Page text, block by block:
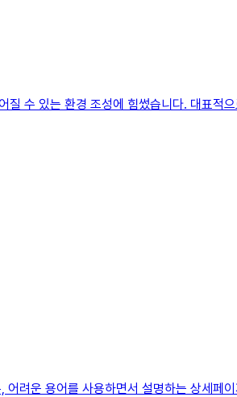
수 있는 환경 조성에 힘썼습니다. 대표적
려운 용어를 사용하면서 설명하는 상세페